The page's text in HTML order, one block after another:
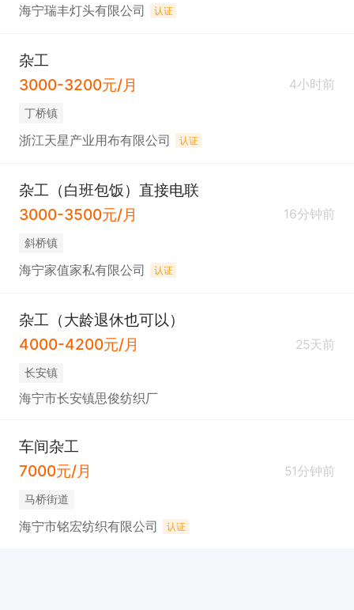
海宁瑞丰灯头有限公司 认证
杂工
3000-3200元/月
4小时前
丁桥镇
浙江天星产业用布有限公司 认证
杂工（白班包饭）直接电联
3000-3500元/月
16分钟前
斜桥镇
海宁家值家私有限公司 认证
杂工（大龄退休也可以）
4000-4200元/月
25天前
长安镇
海宁市长安镇思俊纺织厂
车间杂工
7000元/月
51分钟前
马桥街道
海宁市铭宏纺织有限公司 认证